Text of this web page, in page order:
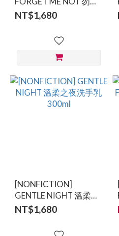
我 洗手乳 300ml
NT$1,680
[NONFICTION]
GENTLE NIGHT 溫柔之
夜洗手乳 300ml
NT$1,680